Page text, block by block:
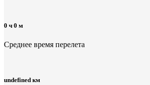
0 ч 0 м
Среднее время перелета
undefined км